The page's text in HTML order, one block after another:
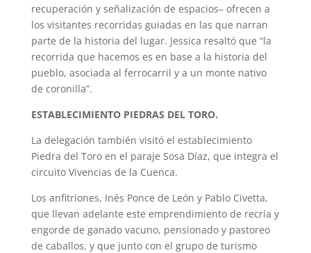
recuperación y señalización de espacios– ofrecen a
los visitantes recorridas guiadas en las que narran
parte de la historia del lugar. Jessica resaltó que “la
recorrida que hacemos es en base a la historia del
pueblo, asociada al ferrocarril y a un monte nativo
de coronilla”.
ESTABLECIMIENTO PIEDRAS DEL TORO.
La delegación también visitó el establecimiento
Piedra del Toro en el paraje Sosa Díaz, que integra el
circuito Vivencias de la Cuenca.
Los anfitriones, Inés Ponce de León y Pablo Civetta,
que llevan adelante este emprendimiento de recría y
engorde de ganado vacuno, pensionado y pastoreo
de caballos, y que junto con el grupo de turismo